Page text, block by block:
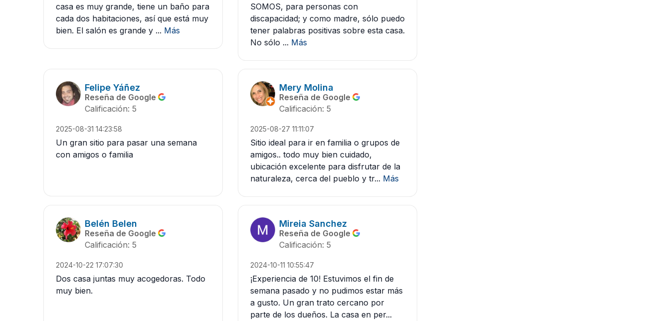
casa es muy grande, tiene un baño para
cada dos habitaciones, así que está muy
bien. El salón es grande y ... Más
SOMOS, para personas con
discapacidad; y como madre, sólo puedo
tener palabras positivas sobre esta casa.
No sólo ... Más
Felipe Yáñez
Reseña de Google
Calificación: 5
2025-08-31 14:23:58
Un gran sitio para pasar una semana
con amigos o familia
Mery Molina
Reseña de Google
Calificación: 5
2025-08-27 11:11:07
Sitio ideal para ir en familia o grupos de
amigos.. todo muy bien cuidado,
ubicación excelente para disfrutar de la
naturaleza, cerca del pueblo y tr... Más
Belén Belen
Reseña de Google
Calificación: 5
2024-10-22 17:07:30
Dos casa juntas muy acogedoras. Todo
muy bien.
Mireia Sanchez
Reseña de Google
Calificación: 5
2024-10-11 10:55:47
¡Experiencia de 10! Estuvimos el fin de
semana pasado y no pudimos estar más
a gusto. Un gran trato cercano por
parte de los dueños. La casa en per...